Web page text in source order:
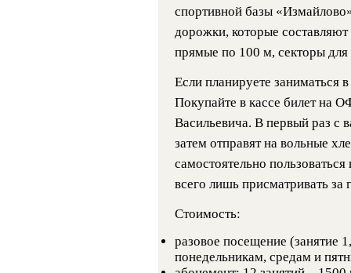
спортивной базы
дорожки, которые
прямые по 100 м, секторы
Если планируете заниматься
Покупайте в кассе билет на
Васильевича. В первый раз с
затем отправят на вольные
самостоятельно
всего лишь присматривать за
Стоимость:
разовое посещение (занятие
понедельникам, средам и